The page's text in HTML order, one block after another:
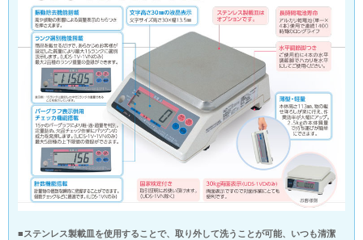
■ステンレス製載皿を使用することで、取り外して洗うことが可能、いつも清潔